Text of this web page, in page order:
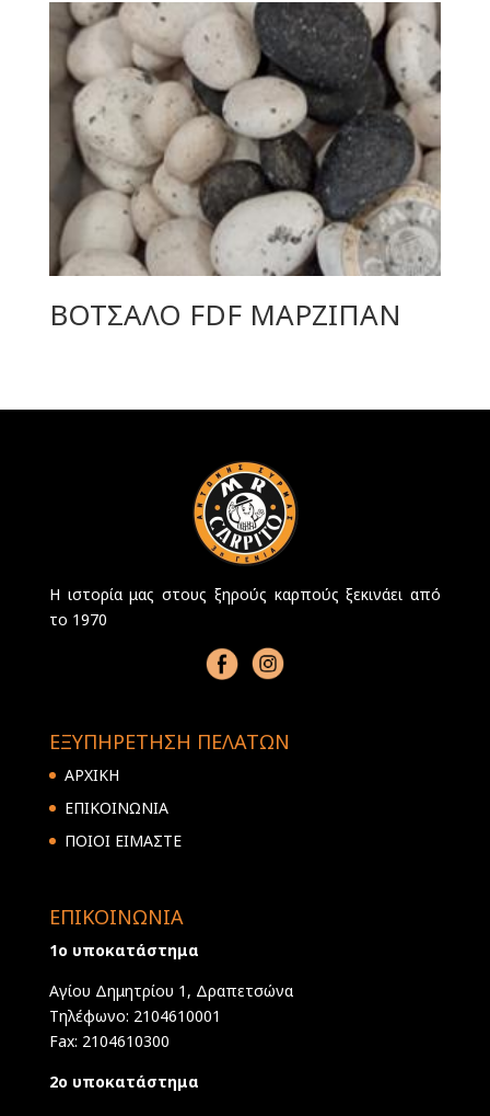
ΒΟΤΣΑΛΟ FDF ΜΑΡΖΙΠΑΝ
Η ιστορία μας στους ξηρούς καρπούς ξεκινάει από
το 1970
ΕΞΥΠΗΡΕΤΗΣΗ ΠΕΛΑΤΩΝ
ΑΡΧΙΚΗ
ΕΠΙΚΟΙΝΩΝΙΑ
ΠΟΙΟΙ ΕΙΜΑΣΤΕ
ΕΠΙΚΟΙΝΩΝΙΑ
1ο υποκατάστημα
Αγίου Δημητρίου 1, Δραπετσώνα
Τηλέφωνο: 2104610001
Fax: 2104610300
2ο υποκατάστημα